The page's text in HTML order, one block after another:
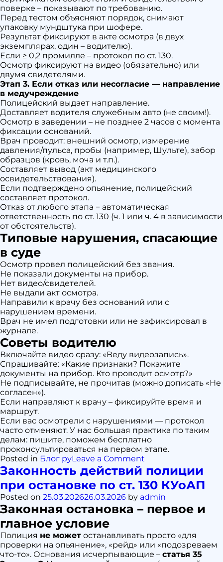
поверке – показывают по требованию.
Перед тестом объясняют порядок, снимают
упаковку мундштука при шофере.
Результат фиксируют в акте осмотра (в двух
экземплярах, один – водителю).
Если ≥ 0,2 промилле – протокол по ст. 130.
Осмотр фиксируют на видео (обязательно) или
двумя свидетелями.
Этап 3. Если отказ или несогласие — направление
в медучреждение
Полицейский выдает направление.
Доставляет водителя служебным авто (не своим!).
Осмотр в заведении – не позднее 2 часов с момента
фиксации оснований.
Врач проводит: внешний осмотр, измерение
давления/пульса, пробы (например, Шульте), забор
образцов (кровь, моча и т.п.).
Составляет вывод (акт медицинского
освидетельствования).
Если подтверждено опьянение, полицейский
составляет протокол.
Отказ от любого этапа = автоматическая
ответственность по ст. 130 (ч. 1 или ч. 4 в зависимости
от обстоятельств).
Типовые нарушения, спасающие
в суде
Осмотр провел полицейский без звания.
Не показали документы на прибор.
Нет видео/свидетелей.
Не выдали акт осмотра.
Направили к врачу без оснований или с
нарушением времени.
Врач не имел подготовки или не зафиксировал в
журнале.
Советы водителю
Включайте видео сразу: «Веду видеозапись».
Спрашивайте: «Какие признаки? Покажите
документы на прибор. Кто проводит осмотр?»
Не подписывайте, не прочитав (можно дописать «Не
согласен»).
Если направляют к врачу – фиксируйте время и
маршрут.
Если вас осмотрели с нарушениями — протокол
часто отменяют. У нас большая практика по таким
делам: пишите, поможем бесплатно
проконсультироваться на первом этапе.
Posted in Блог руLeave a Comment
Кто
имеет
право
проводить
осмотр
на
опьянения
и
как
Законность действий полиции
при остановке по ст. 130 КУоАП
Posted on 25.03.202626.03.2026 by admin
Законная остановка – первое и
главное условие
Полиция не может останавливать просто «для
проверки на опьянение», «рейд» или «подозреваем
что-то». Основания исчерпывающие – статья 35